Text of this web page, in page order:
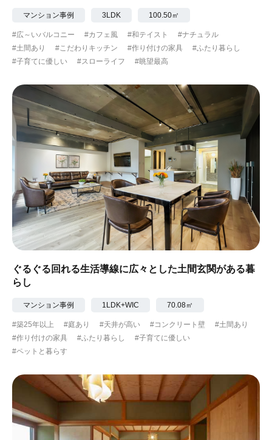
マンション事例 3LDK 100.50㎡
#広～いバルコニー #カフェ風 #和テイスト
#ナチュラル
#土間あり
#こだわりキッチン #作り付けの家具
#ふたり暮らし
#子育てに優しい
#スローライフ #眺望最高
ぐるぐる回れる生活導線に広々とした土間玄関がある暮
らし
マンション事例 1LDK+WIC 70.08㎡
#築25年以上 #庭あり #天井が高い #コンクリート壁
#土間あり
#作り付けの家具
#ふたり暮らし
#子育てに優しい
#ペットと暮らす